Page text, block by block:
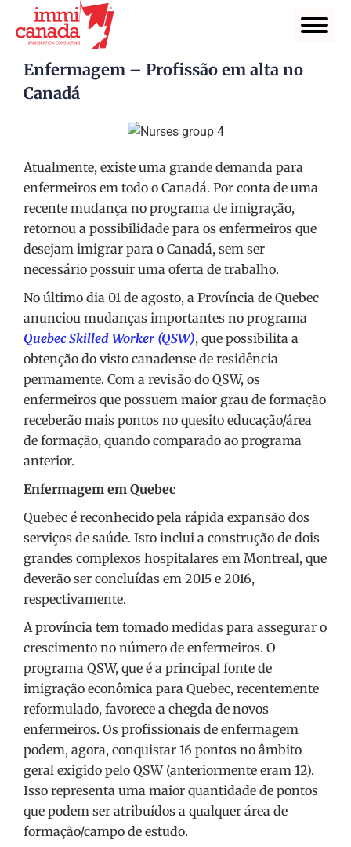
Enfermagem – Profissão em alta no
Canadá
Atualmente, existe uma grande demanda para
enfermeiros em todo o Canadá. Por conta de uma
recente mudança no programa de imigração,
retornou a possibilidade para os enfermeiros que
desejam imigrar para o Canadá, sem ser
necessário possuir uma oferta de trabalho.
No último dia 01 de agosto, a Província de Quebec
anunciou mudanças importantes no programa
Quebec Skilled Worker (QSW), que possibilita a
obtenção do visto canadense de residência
permamente. Com a revisão do QSW, os
enfermeiros que possuem maior grau de formação
receberão mais pontos no quesito educação/área
de formação, quando comparado ao programa
anterior.
Enfermagem em Quebec
Quebec é reconhecido pela rápida expansão dos
serviços de saúde. Isto inclui a construção de dois
grandes complexos hospitalares em Montreal, que
deverão ser concluídas em 2015 e 2016,
respectivamente.
A província tem tomado medidas para assegurar o
crescimento no número de enfermeiros. O
programa QSW, que é a principal fonte de
imigração econômica para Quebec, recentemente
reformulado, favorece a chegda de novos
enfermeiros. Os profissionais de enfermagem
podem, agora, conquistar 16 pontos no âmbito
geral exigido pelo QSW (anteriormente eram 12).
Isso representa uma maior quantidade de pontos
que podem ser atribuídos a qualquer área de
formação/campo de estudo.